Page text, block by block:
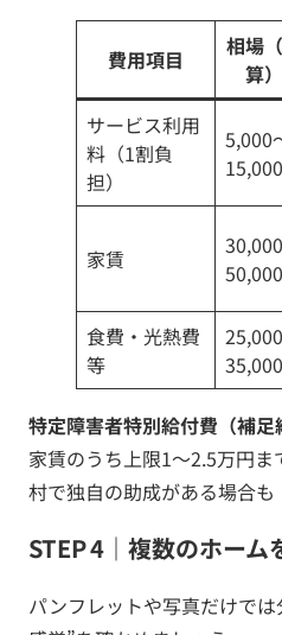
費用項目
相場
算）
サービス利用
料（1割負
担）
5,000
家賃
食費・光熱費
等
特定障害者特別給付費（補足
家賃のうち上限1〜2.5万円
村で独自の助成がある場合も
STEP 4｜複数のホーム
パンフレットや写真だけで